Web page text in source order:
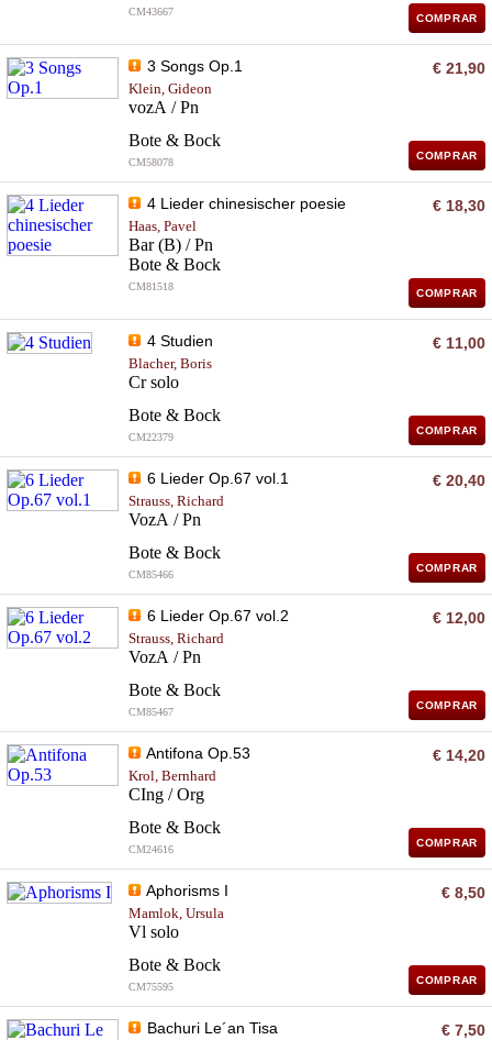
CM43667
COMPRAR
3 Songs Op.1
Klein, Gideon
vozA / Pn
Bote & Bock
CM58078
€ 21,90
COMPRAR
4 Lieder chinesischer poesie
Haas, Pavel
Bar (B) / Pn
Bote & Bock
CM81518
€ 18,30
COMPRAR
4 Studien
Blacher, Boris
Cr solo
Bote & Bock
CM22379
€ 11,00
COMPRAR
6 Lieder Op.67 vol.1
Strauss, Richard
VozA / Pn
Bote & Bock
CM85466
€ 20,40
COMPRAR
6 Lieder Op.67 vol.2
Strauss, Richard
VozA / Pn
Bote & Bock
CM85467
€ 12,00
COMPRAR
Antifona Op.53
Krol, Bernhard
CIng / Org
Bote & Bock
CM24616
€ 14,20
COMPRAR
Aphorisms I
Mamlok, Ursula
Vl solo
Bote & Bock
CM75595
€ 8,50
COMPRAR
Bachuri Le´an Tisa € 7,50